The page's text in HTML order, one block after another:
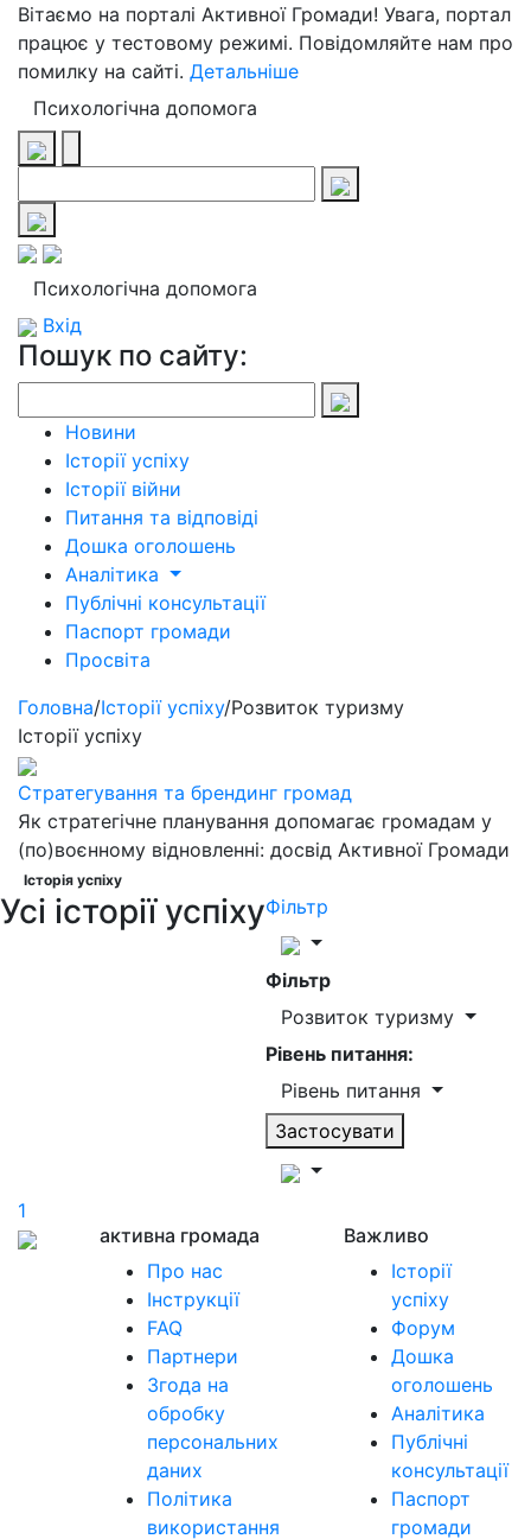
Вітаємо на порталі Активної Громади! Увага, портал
працює у тестовому режимі. Повідомляйте нам про
помилку на сайті. Детальніше
Психологічна допомога
Психологічна допомога
Вхід
Пошук по сайту:
Новини
Історії успіху
Історії війни
Питання та відповіді
Дошка оголошень
Аналітика
Публічні консультації
Паспорт громади
Просвіта
Головна/Історії успіху/Розвиток туризму
Історії успіху
Стратегування та брендинг громад
Як стратегічне планування допомагає громадам у
(по)воєнному відновленні: досвід Активної Громади
Історія успіху
Усі історії успіхуФільтр
Фільтр
Розвиток туризму
Рівень питання:
Рівень питання
Застосувати
1
активна громада
Про нас
Інструкції
FAQ
Партнери
Згода на
обробку
персональних
даних
Політика
використання
Важливо
Історії
успіху
Форум
Дошка
оголошень
Аналітика
Публічні
консультації
Паспорт
громади